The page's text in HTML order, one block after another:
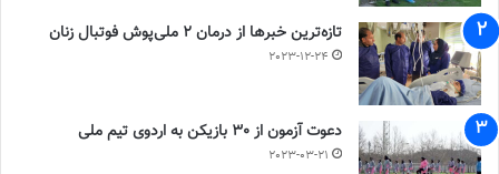
تازه‌ترین خبرها از درمان ۲ ملی‌پوش فوتبال زنان
2023-12-24
دعوت آزمون از 30 بازیکن به اردوی تیم ملی
2023-03-21